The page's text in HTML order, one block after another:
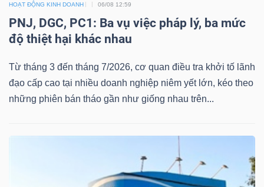
HOẠT ĐỘNG KINH DOANH 06/08 12:59
PNJ, DGC, PC1: Ba vụ việc pháp lý, ba mức
độ thiệt hại khác nhau
Từ tháng 3 đến tháng 7/2026, cơ quan điều tra khởi tố lãnh
đạo cấp cao tại nhiều doanh nghiệp niêm yết lớn, kéo theo
những phiên bán tháo gần như giống nhau trên...
ÍCH
BẤT